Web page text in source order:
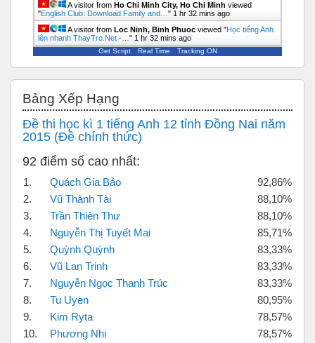
A visitor from Ho Chi Minh City, Ho Chi Minh viewed
"English Club: Download Family and… " 1 hr 32 mins ago
A visitor from Loc Ninh, Binh Phuoc viewed "Học tiếng Anh
lên nhanh ThayTro.Net -… " 1 hr 32 mins ago
Get Script Real Time Tracking ON
Bảng Xếp Hạng
Đề thi học kì 1 tiếng Anh 12 tỉnh Đồng Nai năm
2015 (Đề chính thức)
92 điểm số cao nhất:
1. Quách Gia Bảo
92,86%
2.
Vũ Thành Tài
88,10%
3.
Trần Thiên Thư
88,10%
4.
Nguyễn Thị Tuyết Mai
85,71%
5.
Quỳnh Quỳnh
83,33%
6.
Vũ Lan Trinh
83,33%
7.
Nguyễn Ngọc Thanh Trúc
83,33%
8.
Tu Uyen
80,95%
9.
Kim Ryta
78,57%
10.
Phương Nhi
78,57%